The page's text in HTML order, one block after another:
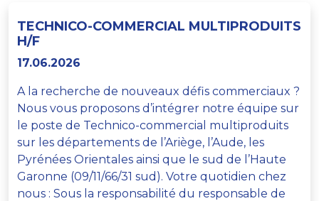
TECHNICO-COMMERCIAL MULTIPRODUITS
H/F
17.06.2026
A la recherche de nouveaux défis commerciaux ?
Nous vous proposons d’intégrer notre équipe sur
le poste de Technico-commercial multiproduits
sur les départements de l’Ariège, l’Aude, les
Pyrénées Orientales ainsi que le sud de l’Haute
Garonne (09/11/66/31 sud). Votre quotidien chez
nous : Sous la responsabilité du responsable de